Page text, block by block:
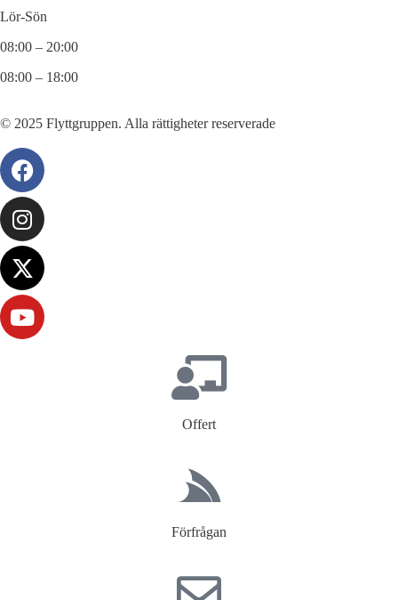
Lör-Sön
08:00 – 20:00
08:00 – 18:00
© 2025 Flyttgruppen. Alla rättigheter reserverade
Offert
Förfrågan